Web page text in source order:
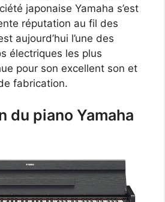
japonaise Yamaha s’est
réputation au fil des
aujourd’hui l’une des
électriques les plus
pour son excellent son et
fabrication.
du piano Yamaha